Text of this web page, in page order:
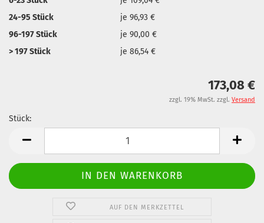
24-95 Stück
je 96,93 €
96-197 Stück
je 90,00 €
> 197 Stück
je 86,54 €
173,08 €
zzgl. 19% MwSt. zzgl. Versand
Stück:
AUF DEN MERKZETTEL